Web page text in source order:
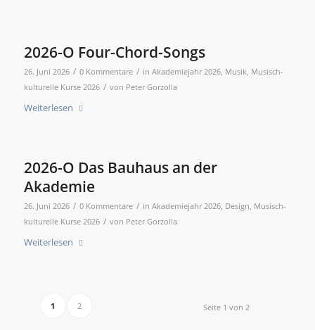
2026-O Four-Chord-Songs
26. Juni 2026 / 0 Kommentare / in Akademiejahr 2026, Musik, Musisch-
kulturelle Kurse 2026 / von Peter Gorzolla
Weiterlesen
2026-O Das Bauhaus an der
Akademie
26. Juni 2026 / 0 Kommentare / in Akademiejahr 2026, Design, Musisch-
kulturelle Kurse 2026 / von Peter Gorzolla
Weiterlesen
Seite 1 von 2
1 2